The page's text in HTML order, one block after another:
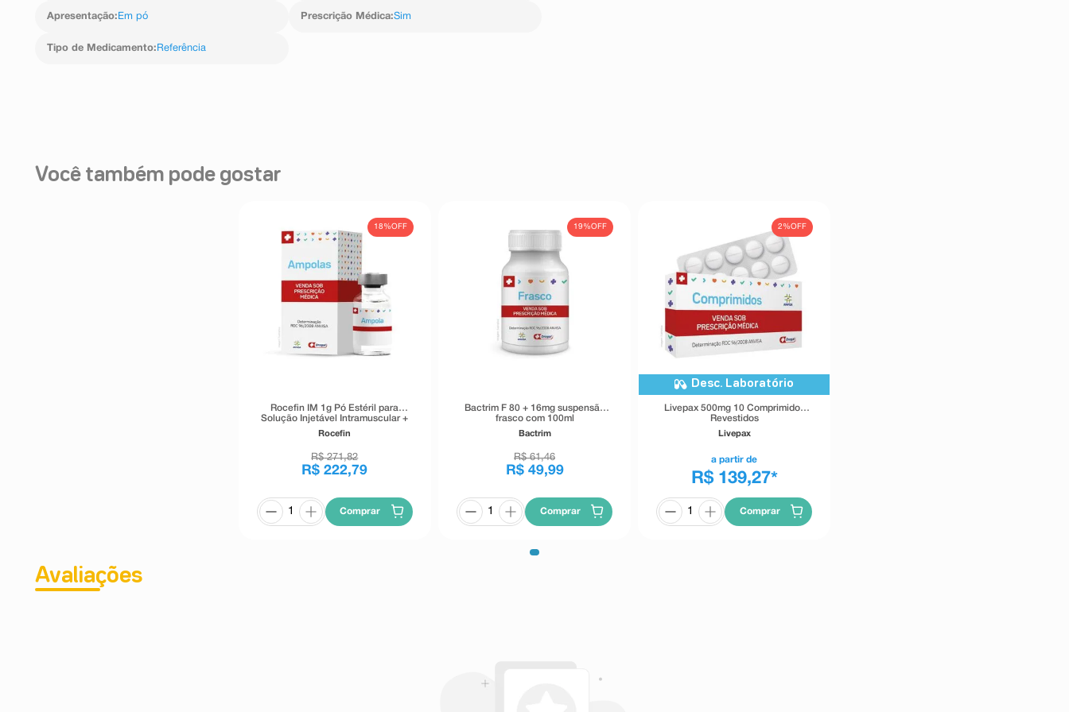
Apresentação: Em pó Prescrição Médica:Sim
Tipo de Medicamento: Referência
Você também pode gostar
18%OFF
Rocefin IM 1g Pó Estéril para
Solução Injetável Intramuscular +
Ampola Diluente 3,5ml
Rocefin
R$ 271,82
R$ 222,79
Comprar
19%OFF
Bactrim F 80 + 16mg suspensão
frasco com 100ml
Bactrim
R$ 61,46
R$ 49,99
Comprar
2%OFF
Desc. Laboratório
Livepax 500mg 10 Comprimidos
Revestidos
Livepax
a partir de
R$ 139,27*
Comprar
Avaliações